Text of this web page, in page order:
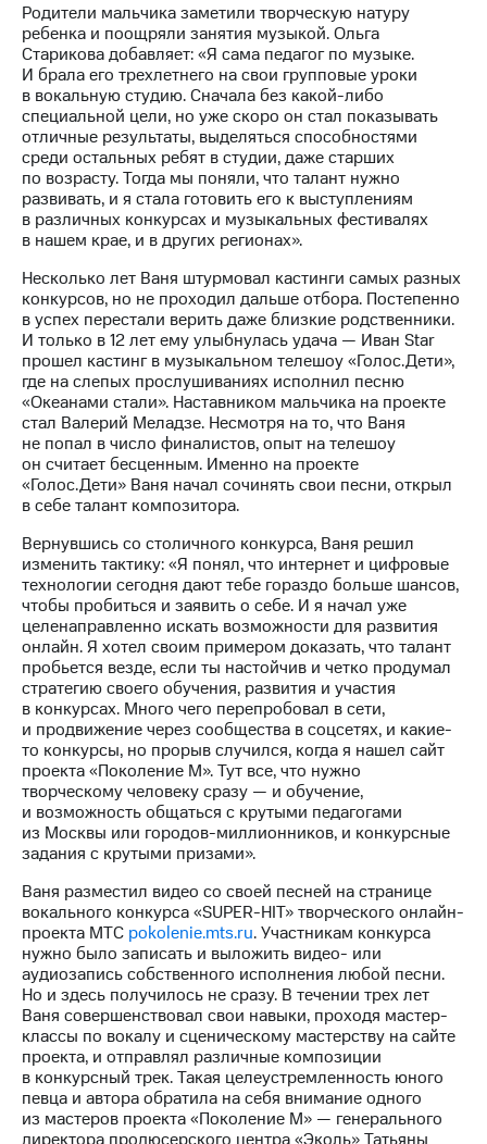
акционерам
Документы
ПАО
"МТС"
Собрания
акционеров
Личный
кабинет
акционера
Акционерный
капитал
Контроль
аудит
Рынок
акций
Описание
Программа
приобретения
Порядок
выкупа
акций
Дивиденды
Рынок
Описание
Еврооблигации-2023
Уведомление
о
погашении
именных
облигаций
Другое
Регистратор
Реквизиты
Контакты
развитие
деловая этика
На главную
Родители мальчика заметили творческую натуру
ребенка и поощряли занятия музыкой. Ольга
Старикова добавляет: «Я сама педагог по музыке.
И брала его трехлетнего на свои групповые уроки
в вокальную студию. Сначала без какой-либо
специальной цели, но уже скоро он стал показывать
отличные результаты, выделяться способностями
среди остальных ребят в студии, даже старших
по возрасту. Тогда мы поняли, что талант нужно
развивать, и я стала готовить его к выступлениям
в различных конкурсах и музыкальных фестивалях
в нашем крае, и в других регионах».
Несколько лет Ваня штурмовал кастинги самых разных
конкурсов, но не проходил дальше отбора. Постепенно
в успех перестали верить даже близкие родственники.
И только в 12 лет ему улыбнулась удача — Иван Star
прошел кастинг в музыкальном телешоу «Голос.Дети»,
где на слепых прослушиваниях исполнил песню
«Океанами стали». Наставником мальчика на проекте
стал Валерий Меладзе. Несмотря на то, что Ваня
не попал в число финалистов, опыт на телешоу
он считает бесценным. Именно на проекте
«Голос.Дети» Ваня начал сочинять свои песни, открыл
в себе талант композитора.
Вернувшись со столичного конкурса, Ваня решил
изменить тактику: «Я понял, что интернет и цифровые
технологии сегодня дают тебе гораздо больше шансов,
чтобы пробиться и заявить о себе. И я начал уже
целенаправленно искать возможности для развития
онлайн. Я хотел своим примером доказать, что талант
пробьется везде, если ты настойчив и четко продумал
стратегию своего обучения, развития и участия
в конкурсах. Много чего перепробовал в сети,
и продвижение через сообщества в соцсетях, и какие-
то конкурсы, но прорыв случился, когда я нашел сайт
проекта «Поколение М». Тут все, что нужно
творческому человеку сразу — и обучение,
и возможность общаться с крутыми педагогами
из Москвы или городов-миллионников, и конкурсные
задания с крутыми призами».
Ваня разместил видео со своей песней на странице
вокального конкурса «SUPER-HIT» творческого онлайн-
проекта МТС pokolenie.mts.ru. Участникам конкурса
нужно было записать и выложить видео- или
аудиозапись собственного исполнения любой песни.
Но и здесь получилось не сразу. В течении трех лет
Ваня совершенствовал свои навыки, проходя мастер-
классы по вокалу и сценическому мастерству на сайте
проекта, и отправлял различные композиции
в конкурсный трек. Такая целеустремленность юного
певца и автора обратила на себя внимание одного
из мастеров проекта «Поколение М» — генерального